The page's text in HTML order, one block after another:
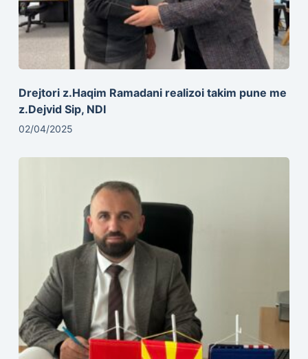
Drejtori z.Haqim Ramadani realizoi takim pune me
z.Dejvid Sip, NDI
02/04/2025